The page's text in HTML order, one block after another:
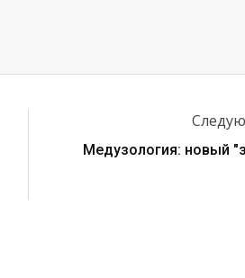
Медузология: новый